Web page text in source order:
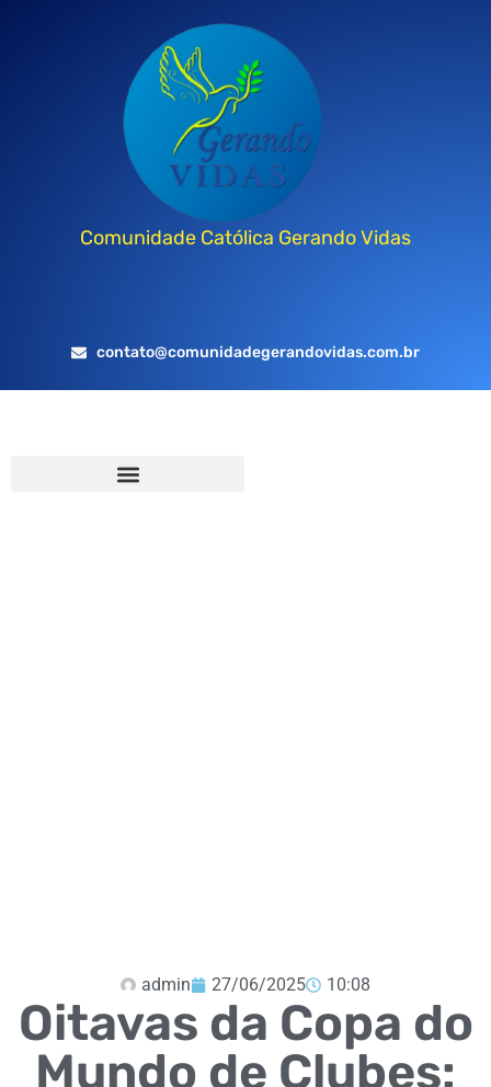
Comunidade Católica Gerando Vidas
contato@comunidadegerandovidas.com.br
admin 27/06/2025 10:08
Oitavas da Copa do
Mundo de Clubes: